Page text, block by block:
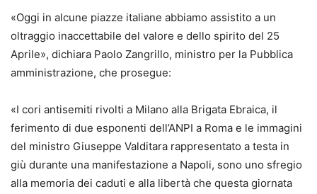
«Oggi in alcune piazze italiane abbiamo assistito a un
oltraggio inaccettabile del valore e dello spirito del 25
Aprile», dichiara Paolo Zangrillo, ministro per la Pubblica
amministrazione, che prosegue:
«I cori antisemiti rivolti a Milano alla Brigata Ebraica, il
ferimento di due esponenti dell’ANPI a Roma e le immagini
del ministro Giuseppe Valditara rappresentato a testa in
giù durante una manifestazione a Napoli, sono uno sfregio
alla memoria dei caduti e alla libertà che questa giornata